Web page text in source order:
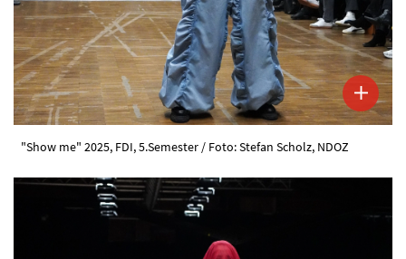
"Show me" 2025, FDI, 5.Semester / Foto: Stefan Scholz, NDOZ